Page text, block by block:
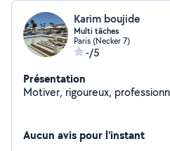
Karim boujide
Multi tâches
Paris (Necker 7)
-/5
Présentation
Motiver, rigoureux,
Aucun avis pour l'instant